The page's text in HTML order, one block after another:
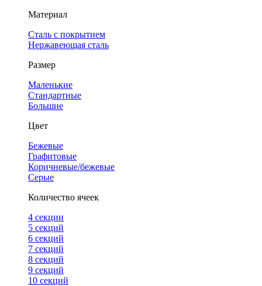
Материал
Сталь с покрытием
Нержавеющая сталь
Размер
Маленькие
Стандартные
Большие
Цвет
Бежевые
Графитовые
Коричневые/бежевые
Серые
Количество ячеек
4 cекции
5 секций
6 секций
7 секций
8 секций
9 секций
10 секций